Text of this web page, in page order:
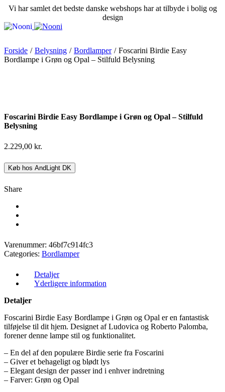
Vi har samlet det bedste danske webshops har at tilbyde i bolig og
design
Forside / Belysning / Bordlamper / Foscarini Birdie Easy
Bordlampe i Grøn og Opal – Stilfuld Belysning
Foscarini Birdie Easy Bordlampe i Grøn og Opal – Stilfuld
Belysning
2.229,00 kr.
Køb hos AndLight DK
Share
Varenummer: 46bf7c914fc3
Categories: Bordlamper
Detaljer
Yderligere information
Detaljer
Foscarini Birdie Easy Bordlampe i Grøn og Opal er en fantastisk
tilføjelse til dit hjem. Designet af Ludovica og Roberto Palomba,
forener denne lampe stil og funktionalitet.
– En del af den populære Birdie serie fra Foscarini
– Giver et behageligt og blødt lys
– Elegant design der passer ind i enhver indretning
– Farver: Grøn og Opal